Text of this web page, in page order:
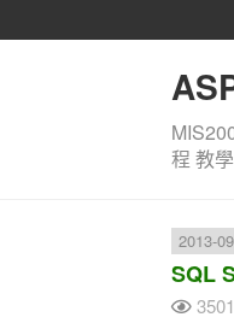
程 教
2013-
SQL